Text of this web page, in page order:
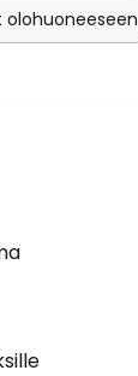
olohuoneeseen